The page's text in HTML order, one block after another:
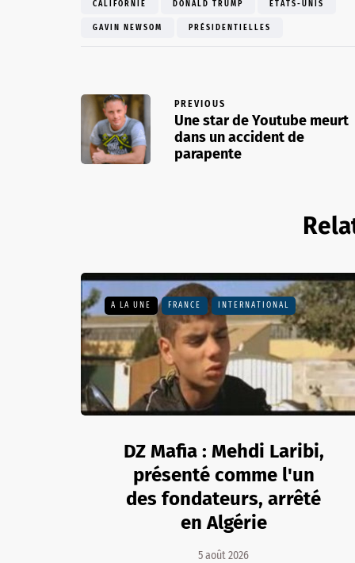
CALIFORNIE DONALD TRUMP ÉTATS-UNIS
GAVIN NEWSOM PRÉSIDENTIELLES
PREVIOUS
Une star de Youtube meurt
dans un accident de
parapente
A LA UNE FRANCE INTERNATIONAL
DZ Mafia : Mehdi Laribi,
présenté comme l'un
des fondateurs, arrêté
en Algérie
5 août 2026